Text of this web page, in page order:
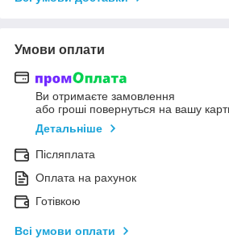
Умови оплати
Ви отримаєте замовлення
або гроші повернуться на вашу
Детальніше
Післяплата
Оплата на рахунок
Готівкою
Всі умови оплати